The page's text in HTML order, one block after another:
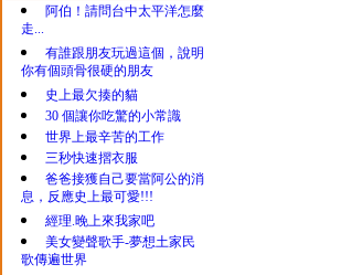
阿伯！請問台中太平洋怎麼
走...
有誰跟朋友玩過這個，說明
你有個頭骨很硬的朋友
史上最欠揍的貓
30 個讓你吃驚的小常識
世界上最辛苦的工作
三秒快速摺衣服
爸爸接獲自己要當阿公的消
息，反應史上最可愛!!!
經理.晚上來我家吧
美女變聲歌手-夢想土家民
歌傳遍世界